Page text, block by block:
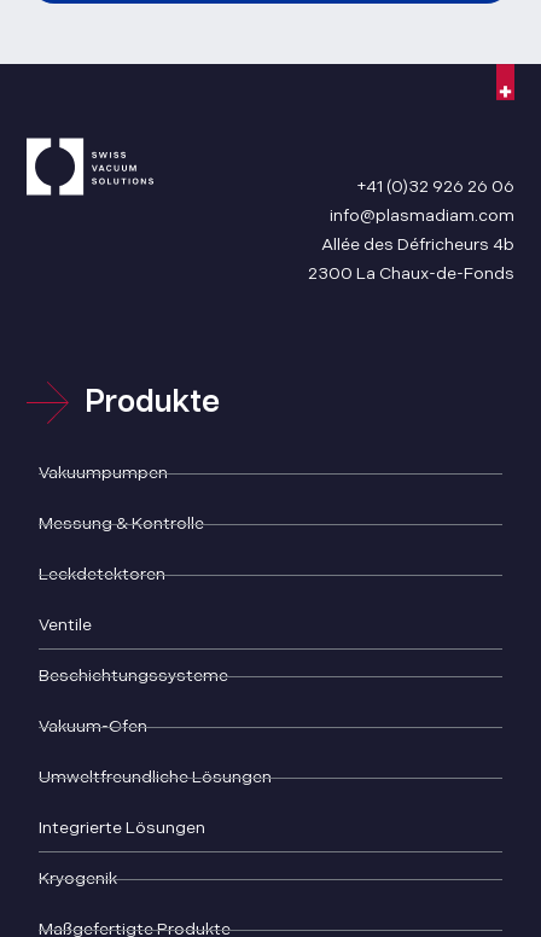
+41 (0)32 926 26 06
info@plasmadiam.com
Allée des Défricheurs 4b
2300 La Chaux-de-Fonds
Produkte
Vakuumpumpen
Messung & Kontrolle
Leckdetektoren
Ventile
Beschichtungssysteme
Vakuum-Ofen
Umweltfreundliche Lösungen
Integrierte Lösungen
Kryogenik
Maßgefertigte Produkte